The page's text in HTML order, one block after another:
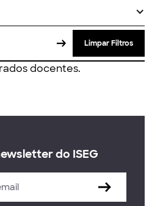
Limpar Filtros
docentes.
do ISEG